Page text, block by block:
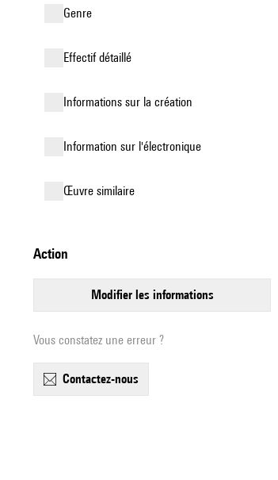
genre
effectif détaillé
informations sur la création
Information sur l'électronique
œuvre similaire
action
modifier les informations
Vous constatez une erreur ?
contactez-nous